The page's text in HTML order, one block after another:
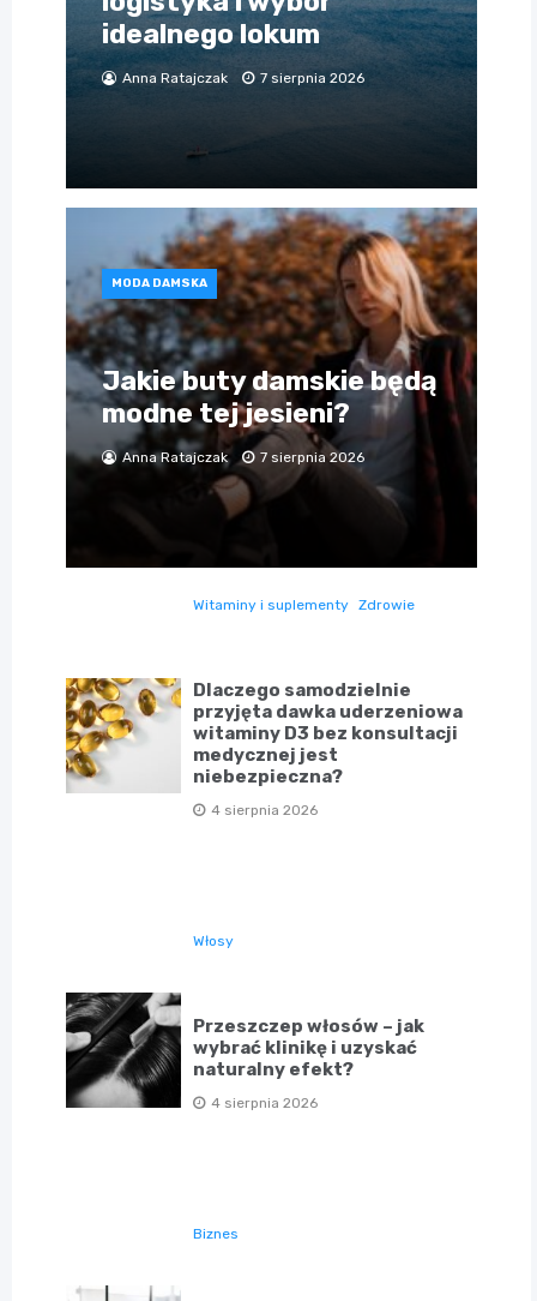
idealnego lokum
Anna Ratajczak 7 sierpnia 2026
MODA DAMSKA
Jakie buty damskie będą
modne tej jesieni?
Anna Ratajczak 7 sierpnia 2026
Witaminy i suplementy Zdrowie
Dlaczego samodzielnie
przyjęta dawka uderzeniowa
witaminy D3 bez konsultacji
medycznej jest
niebezpieczna?
4 sierpnia 2026
Włosy
Przeszczep włosów – jak
wybrać klinikę i uzyskać
naturalny efekt?
4 sierpnia 2026
Biznes